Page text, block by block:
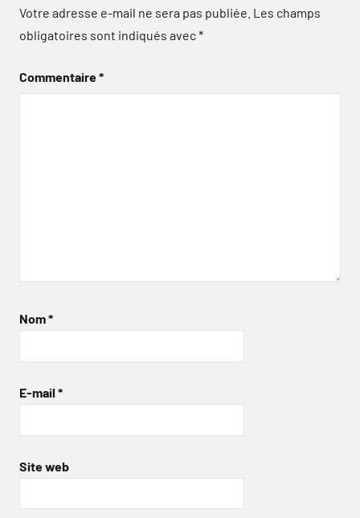
Votre adresse e-mail ne sera pas publiée. Les champs
obligatoires sont indiqués avec*
Commentaire*
Nom*
E-mail *
Site web